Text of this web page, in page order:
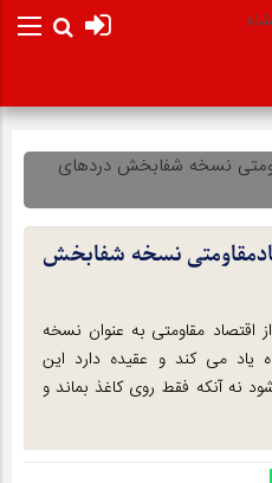
نسخه شفابخش
اقتصاد مقاومتی به عنوان نسخه
یاد می کند و عقیده دارد این
نه آنکه فقط روی کاغذ بماند و